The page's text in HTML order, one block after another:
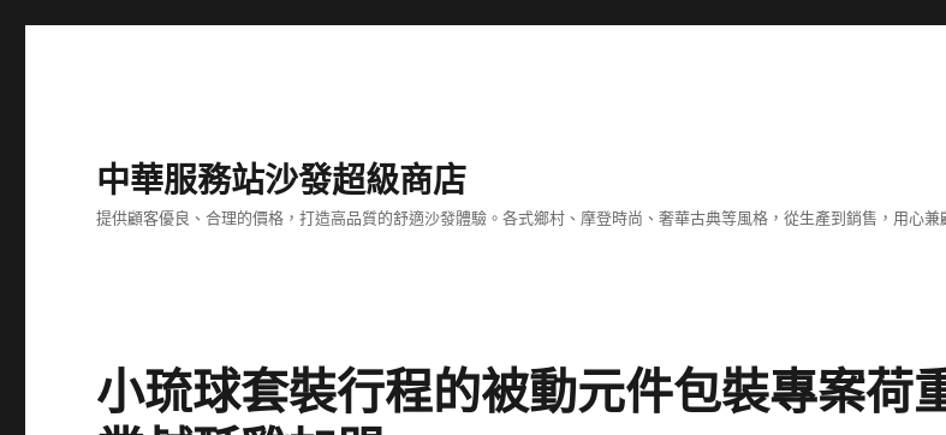
中華服務站沙發超級商店
提供顧客優良、合理的價格，打造高品質的舒適沙發體驗。各式鄉村、摩登時尚、奢華古典等風格，從生產到銷售，用心
小琉球套裝行程的被動元件包裝專案荷